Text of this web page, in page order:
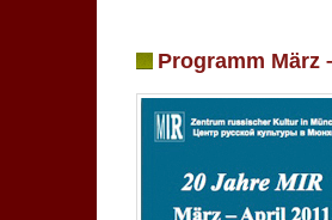
Programm März